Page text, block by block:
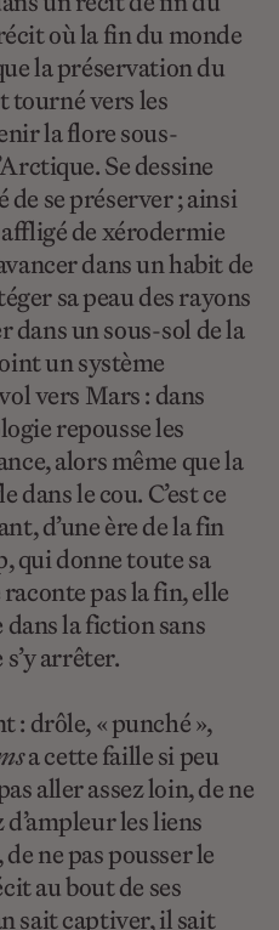
où la fin du monde
la préservation du
tourné vers les
la flore sous-
Se dessine
se préserver ; ainsi
de xérodermie
dans un habit de
sa peau des rayons
dans un sous-sol de la
un système
vers Mars : dans
repousse les
alors même que la
le cou. C’est ce
d’une ère de la fin
qui donne toute sa
pas la fin, elle
la fiction sans
arrêter.
: drôle, « punché »,
a cette faille si peu
aller assez loin, de ne
les liens
ne pas pousser le
au bout de ses
sait captiver, il sait